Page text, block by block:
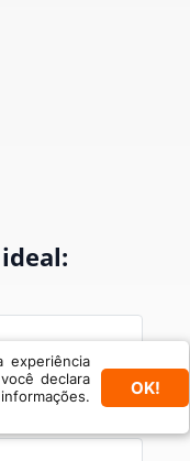
experiência
declara
OK!